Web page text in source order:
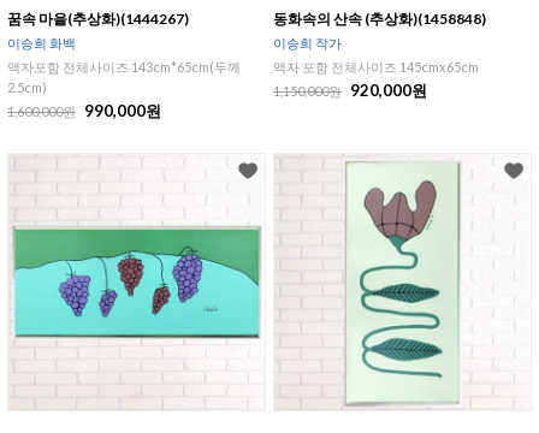
꿈속 마을(추상화)(1444267)
이승희 화백
액자포함 전체사이즈 143cm*65cm(두께
2.5cm)
1,600,000원
990,000원
동화속의 산속 (추상화)(1458848)
이승희 작가
액자 포함 전체사이즈 145cmx65cm
1,150,000원
920,000원